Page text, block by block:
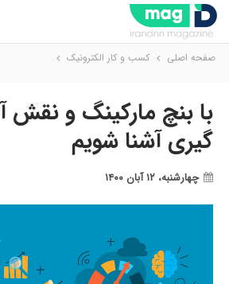
صفحه اصلی کسب و کار الکترونیک
با بنچ مارکینگ و نقش
گیری آشنا شویم
چهارشنبه، ۱۲ آبان ۱۴۰۰